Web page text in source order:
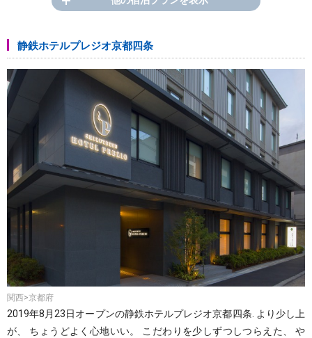
静鉄ホテルプレジオ京都四条
関西>京都府
2019年8月23日オープンの静鉄ホテルプレジオ京都四条. より少し上
が、 ちょうどよく心地いい。 こだわりを少しずつしつらえた、 や